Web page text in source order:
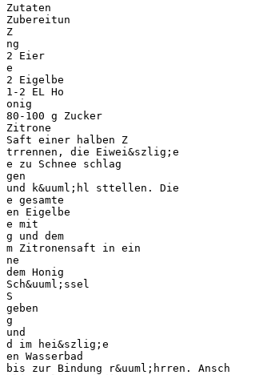
Zutaten
Zubereitun
Z
ng
2 Eier
e
2 Eigelbe
1-2 EL Ho
onig
80-100 g Zucker
Zitrone
Saft einer halben Z
trrennen, die Eiwei&szlig;e
e zu Schnee schlag
gen
und k&uuml;hl sttellen. Die
e gesamte
en Eigelbe
e mit
g und dem
m Zitronensaft in ein
ne
dem Honig
Sch&uuml;ssel
S
geben
g
und
d im hei&szlig;e
en Wasserbad
bis zur Bindung r&uuml;hrren. Ansch